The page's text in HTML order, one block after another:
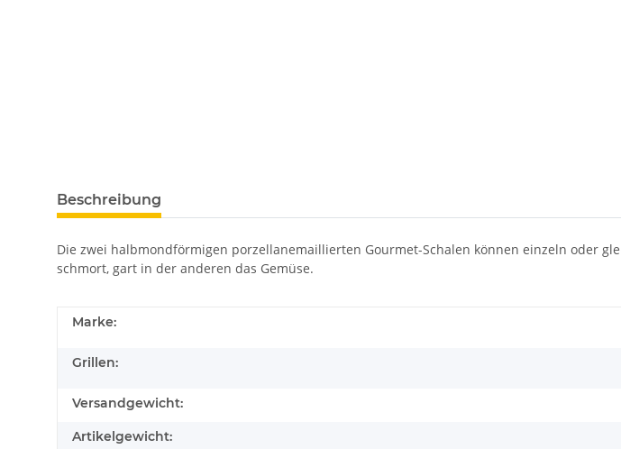
Beschreibung
Die zwei halbmondförmigen porzellanemaillierten Gourmet-Schalen können einzeln oder
schmort, gart in der anderen das Gemüse.
Marke:
Grillen:
Versandgewicht:
Artikelgewicht: